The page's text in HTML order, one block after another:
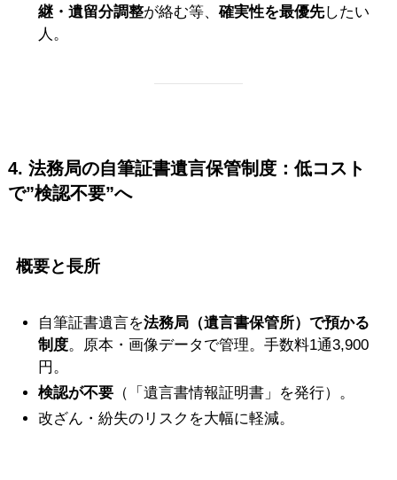
継・遺留分調整が絡む等、確実性を最優先したい
人。
4. 法務局の自筆証書遺言保管制度：低コスト
で”検認不要”へ
概要と長所
自筆証書遺言を法務局（遺言書保管所）で預かる
制度。原本・画像データで管理。手数料1通3,900
円。
検認が不要 （「遺言書情報証明書」を発行）。
改ざん・紛失のリスクを大幅に軽減。